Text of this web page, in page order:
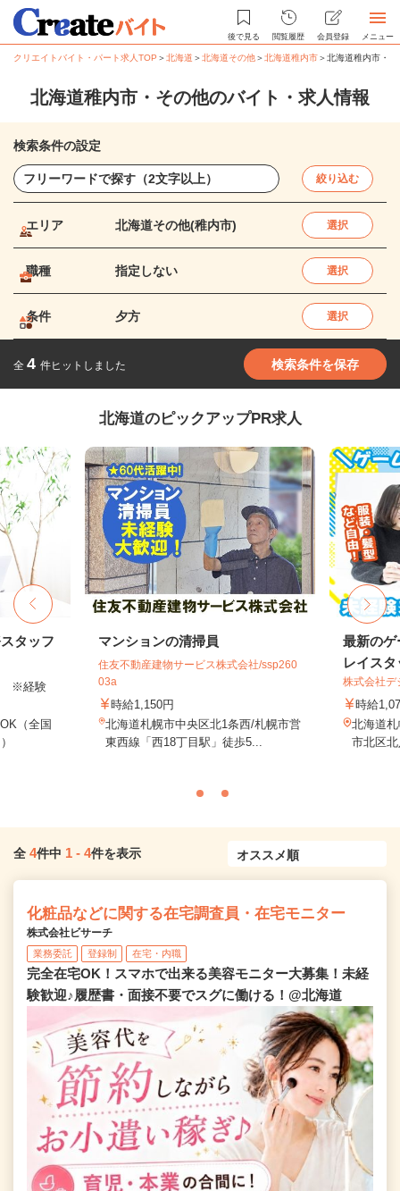
後で見る 閲覧履歴 会員登録 メニュー
クリエイトバイト・パート求人TOP ＞北海道 ＞北海道その他＞北海道稚内市＞北海道稚内市・
北海道稚内市・その他のバイト・求人情報
検索条件の設定
絞り込む
エリア 北海道その他(稚内市) 選択
職種 指定しない 選択
条件 夕方 選択
全 4 件ヒットしました 検索条件を保存
北海道のピックアップPR求人
タッフ
※経験
（全国
マンションの清掃員
住友不動産建物サービス株式会社/ssp260
03a
時給1,150円
北海道札幌市中央区北1条西/札幌市営
東西線「西18丁目駅」徒歩5...
最新のゲ
レイスタ
株式会社
時給
北海道
市北区
全 4件中 1 - 4件を表示
化粧品などに関する在宅調査員・在宅モニター
株式会社ビサーチ
業務委託 登録制 在宅・内職
完全在宅OK！スマホで出来る美容モニター大募集！未経
験歓迎♪履歴書・面接不要でスグに働ける！@北海道